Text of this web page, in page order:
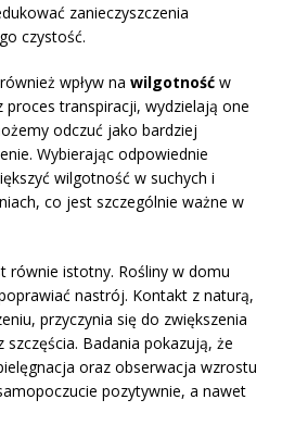
zanieczyszczenia
czystość.
wpływ na wilgotność w
proces transpiracji, wydzielają one
odczuć jako bardziej
Wybierając odpowiednie
wilgotność w suchych i
co jest szczególnie ważne w
równie istotny. Rośliny w domu
nastrój. Kontakt z naturą,
przyczynia się do zwiększenia
Badania pokazują, że
oraz obserwacja wzrostu
pozytywnie, a nawet